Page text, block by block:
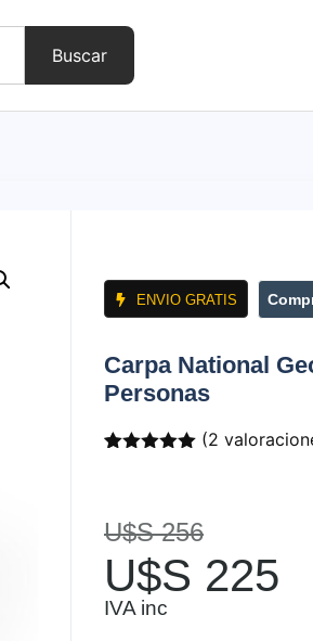
Buscar
ENVIO GRATIS
Carpa National
Personas
valoraciones
(2
U$S256
U$S 225
IVA inc